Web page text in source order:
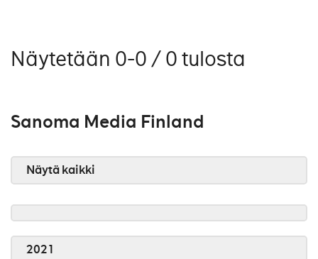
Näytetään 0-0 / 0 tulosta
Sanoma Media Finland
Näytä kaikki
2021